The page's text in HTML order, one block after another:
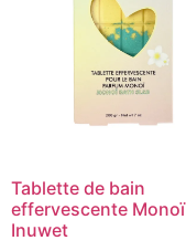
Tablette de bain
effervescente Monoï
Inuwet